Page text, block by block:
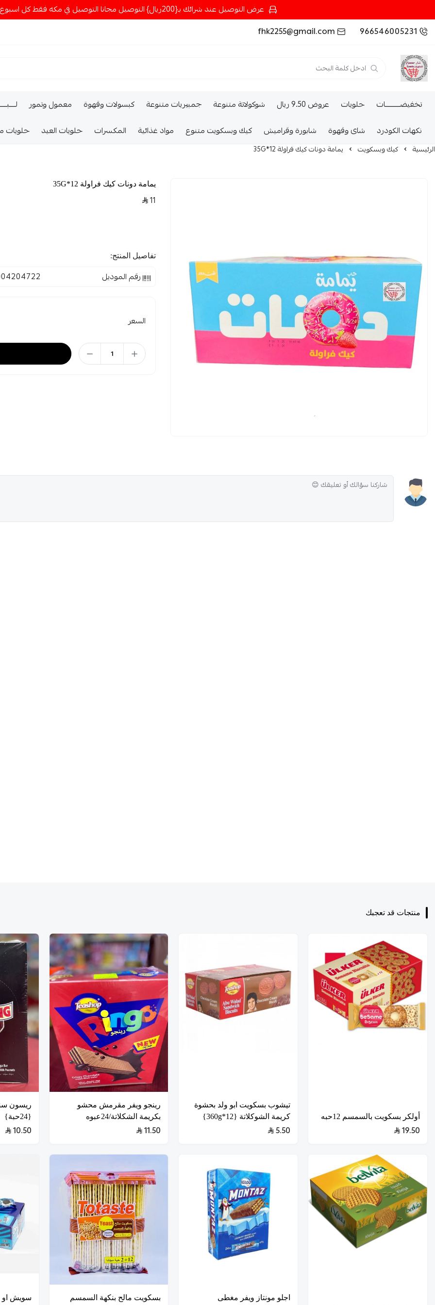
عرض التوصيل عند شرائك بـ{200ريال} التوصيل مجانا التوصيل في مكه فقط كل اسبوع اصناف جديدة
966546005231
fhk2255@gmail.com
تخفيضــــــــــات حلويات عروض 9.50 ريال شوكولاتة متنوعة جمبيريات متنوعة كبسولات وقهوة معمول وتمور
نكهات الكودرد
شاى وقهوة شابورة وقراميش كيك وبسكويت متنوع مواد غذائية المكسرات حلويات العيد حلويات
الرئيسية كيك وبسكويت يمامة دونات كيك فراولة 12*35G
يمامة دونات كيك فراولة 12*35G
11
تفاصيل المنتج:
رقم الموديل
السعر
منتجات قد تعجبك
أولكر بسكويت بالسمسم 12حبه
19.50
تيشوب بسكويت ابو ولد بحشوة
كريمة الشوكلاتة {12*360g}
5.50
رينجو ويفر مقرمش محشو
بكريمة الشكلاتة/24عبوه
11.50
ريسون
{24حبة}
10.50
اجلو مونتاز ويفر مغطى
بسكويت مالح بنكهة السمسم
سويش او